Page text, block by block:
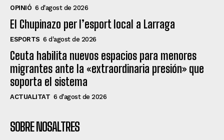
OPINIÓ 6 d'agost de 2026
El Chupinazo per l’esport local a Larraga
ESPORTS 6 d'agost de 2026
Ceuta habilita nuevos espacios para menores
migrantes ante la «extraordinaria presión» que
soporta el sistema
ACTUALITAT 6 d'agost de 2026
SOBRE NOSALTRES